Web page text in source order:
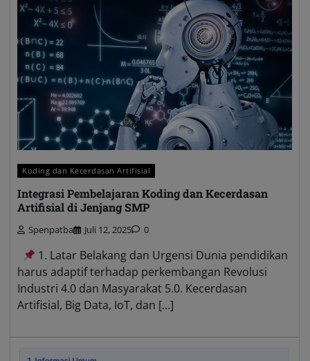
Koding dan Kecerdasan Artifisial
Integrasi Pembelajaran Koding dan Kecerdasan
Artifisial di Jenjang SMP
Spenpatba Juli 12, 2025 0
1. Latar Belakang dan Urgensi Dunia pendidikan
harus adaptif terhadap perkembangan Revolusi
Industri 4.0 dan Masyarakat 5.0. Kecerdasan
Artifisial, Big Data, IoT, dan […]